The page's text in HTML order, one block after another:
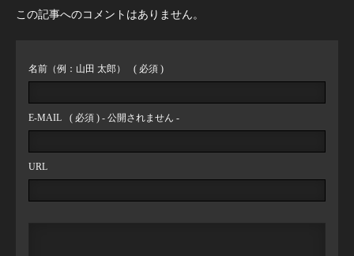
この記事へのコメントはありません。
名前（例：山田 太郎） ( 必須 )
E-MAIL ( 必須 ) - 公開されません -
URL